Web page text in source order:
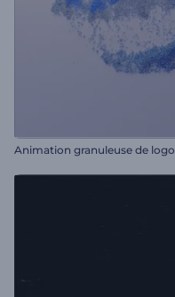
Animation granuleuse de logo